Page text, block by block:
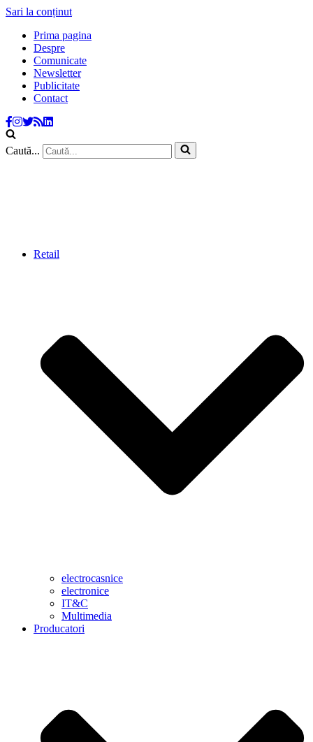
Sari la conținut
Prima pagina
Despre
Comunicate
Newsletter
Publicitate
Contact
Caută...
Retail
electrocasnice
electronice
IT&C
Multimedia
Producatori